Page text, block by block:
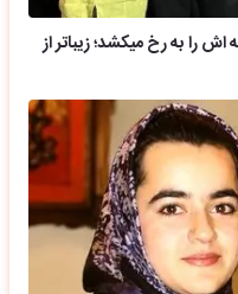
را به رخ میکشد؛ زیباتر از